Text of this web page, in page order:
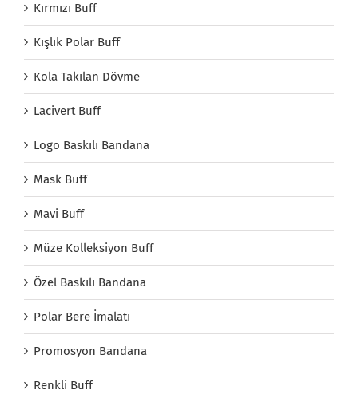
Kırmızı Buff
Kışlık Polar Buff
Kola Takılan Dövme
Lacivert Buff
Logo Baskılı Bandana
Mask Buff
Mavi Buff
Müze Kolleksiyon Buff
Özel Baskılı Bandana
Polar Bere İmalatı
Promosyon Bandana
Renkli Buff